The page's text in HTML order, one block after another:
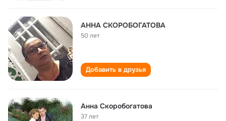
АННА СКОРОБОГАТОВА
50 лет
Добавить в друзья
Анна Скоробогатова
37 лет